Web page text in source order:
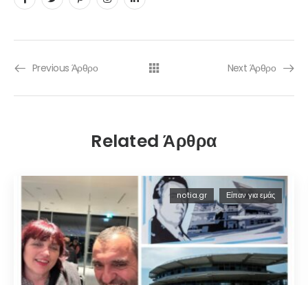
Previous Άρθρο Next Άρθρο
Related Άρθρα
notia.gr Είπαν για εμάς